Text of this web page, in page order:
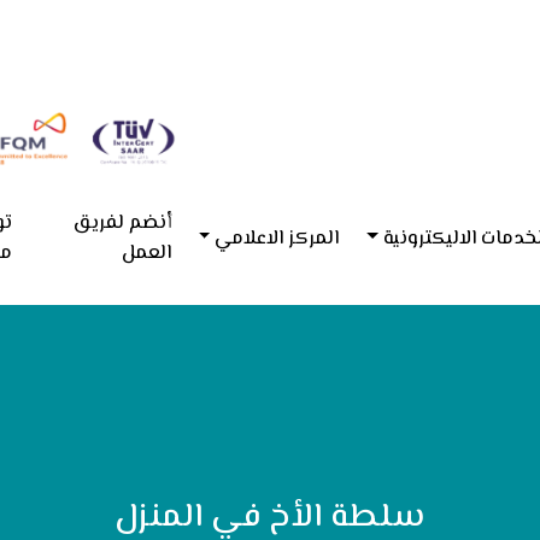
الاليكترونية المركز الاعلامي
أنضم لفريق
العمل
سلطة الأخ في المنزل